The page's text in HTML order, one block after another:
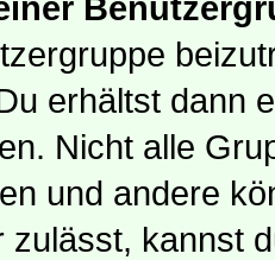
erhältst dann
Nicht alle
und andere
zulässt, kannst